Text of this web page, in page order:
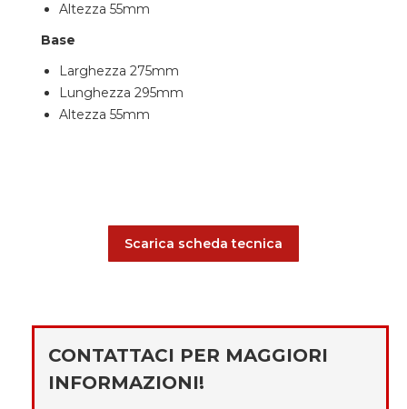
Altezza 55mm
Base
Larghezza 275mm
Lunghezza 295mm
Altezza 55mm
Scarica scheda tecnica
CONTATTACI PER MAGGIORI
INFORMAZIONI!